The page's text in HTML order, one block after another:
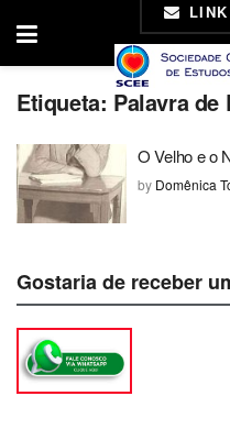
Etiqueta: Palavra de
O Velho e o
by Domênica
Gostaria de receber